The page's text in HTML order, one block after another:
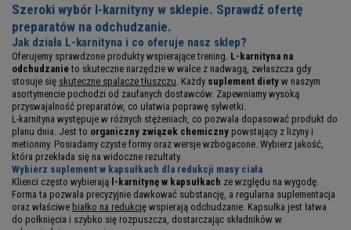
Szeroki wybór l-karnityny w sklepie. Sprawdź ofertę
preparatów na odchudzanie.
Jak działa L-karnityna i co oferuje nasz sklep?
Oferujemy sprawdzone produkty wspierające trening. L-karnityna na
odchudzanieto skuteczne narzędzie w walce z nadwagą, zwłaszcza gdy
stosuje się skuteczne spalacze tłuszczu . Każdy suplement diety w naszym
asortymencie pochodzi od zaufanych dostawców. Zapewniamy wysoką
przyswajalność preparatów, co ułatwia poprawę sylwetki.
L-karnityna występuje w różnych stężeniach, co pozwala dopasować produkt do
planu dnia. Jest to organiczny związek chemiczny powstający z lizyny i
metioniny. Posiadamy czyste formy oraz wersje wzbogacone. Wybierz jakość,
która przekłada się na widoczne rezultaty.
Wybierz suplement w kapsułkach dla redukcji masy ciała
Klienci często wybierają l-karnitynę w kapsułkach ze względu na wygodę.
Forma ta pozwala precyzyjnie dawkować substancję, a regularna suplementacja
oraz właściwe białko na redukcję wspierają odchudzanie. Kapsułka jest łatwa
do połknięcia i szybko się rozpuszcza, dostarczając składników w